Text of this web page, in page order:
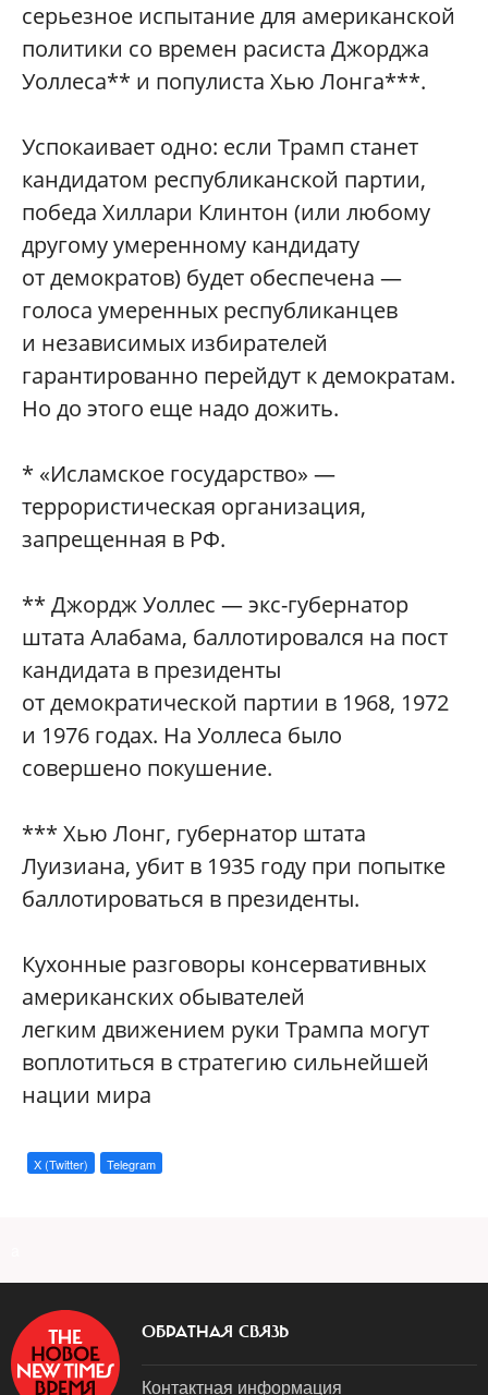
серьезное испытание для американской
политики со времен расиста Джорджа
Уоллеса** и популиста Хью Лонга***.
Успокаивает одно: если Трамп станет
кандидатом республиканской партии,
победа Хиллари Клинтон (или любому
другому умеренному кандидату
от демократов) будет обеспечена —
голоса умеренных республиканцев
и независимых избирателей
гарантированно перейдут к демократам.
Но до этого еще надо дожить.
* «Исламское государство» —
террористическая организация,
запрещенная в РФ.
** Джордж Уоллес — экс-губернатор
штата Алабама, баллотировался на пост
кандидата в президенты
от демократической партии в 1968, 1972
и 1976 годах. На Уоллеса было
совершено покушение.
*** Хью Лонг, губернатор штата
Луизиана, убит в 1935 году при попытке
баллотироваться в президенты.
Кухонные разговоры консервативных
американских обывателей
легким движением руки Трампа могут
воплотиться в стратегию сильнейшей
нации мира
X (Twitter) Telegram
ОБРАТНАЯ СВЯЗЬ
Контактная информация